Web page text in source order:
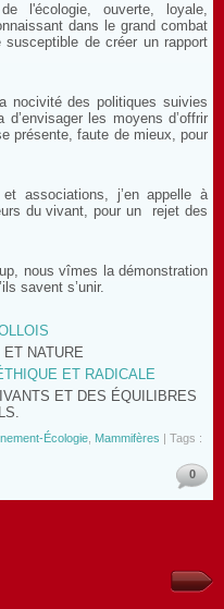
l'écologie, ouverte, loyale,
dans le grand combat
de créer un rapport
nocivité des politiques suivies
les moyens d’offrir
présente, faute de mieux, pour
associations, j’en appelle à
du vivant, pour un rejet des
nous vîmes la démonstration
savent s’unir.
NATURE
ET RADICALE
ET DES ÉQUILIBRES
Écologie Mammifères | Tags :
0